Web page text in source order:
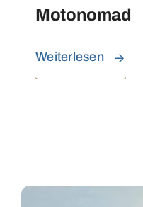
Motonomad
Weiterlesen